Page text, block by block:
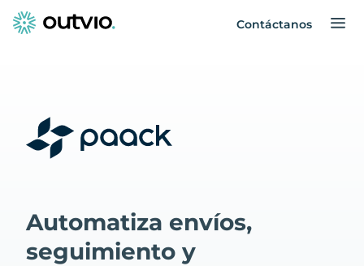
Contáctanos
Automatiza envíos,
seguimiento y